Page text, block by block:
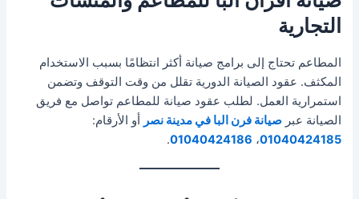
التجارية
المطاعم تحتاج إلى برامج صيانة أكثر انتظامًا بسبب الاستخدام
المكثف. عقود الصيانة الدورية تقلل من وقت التوقف وتضمن
استمرارية العمل. لطلب عقود صيانة للمطاعم تواصل مع فريق
الصيانة عبرصيانة فرن البا في مدينة نصر أو الأرقام:
01040424185، 01040424186
.